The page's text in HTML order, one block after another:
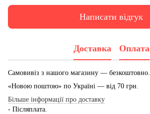
Написати відгук
Доставка Оплата
Самовивіз з нашого магазину — безкоштовно.
«Новою поштою» по Україні — від 70 грн.
Більше інформації про доставку
- Післяплата.